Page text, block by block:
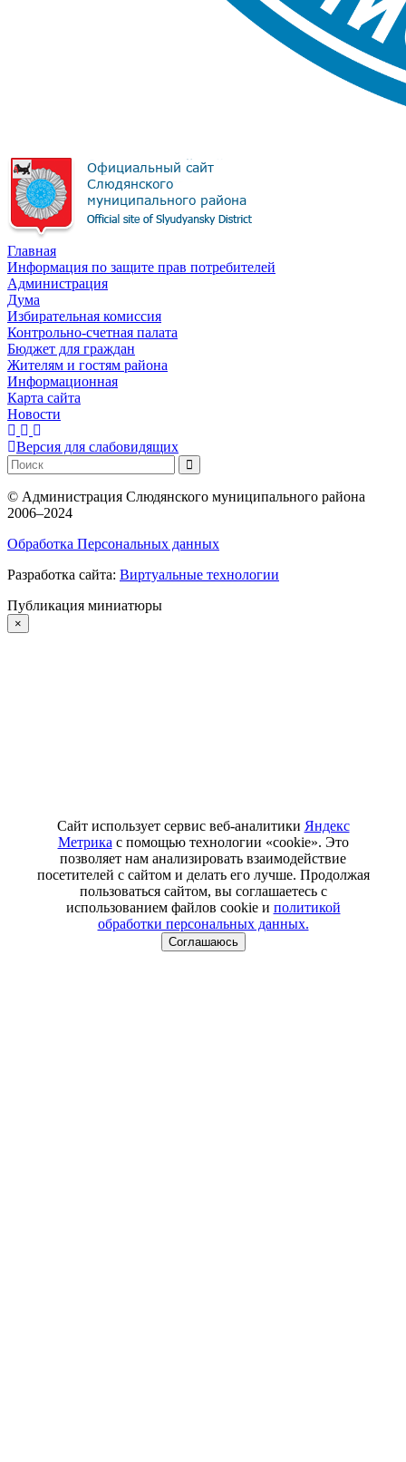
Главная
Информация по защите прав потребителей
Администрация
Дума
Избирательная комиссия
Контрольно-счетная палата
Бюджет для граждан
Жителям и гостям района
Информационная
Карта сайта
Новости
Версия для слабовидящих
© Администрация Слюдянского муниципального района
2006–2024
Обработка Персональных данных
Разработка сайта: Виртуальные технологии
Публикация миниатюры
×
Сайт использует сервис веб-аналитики Яндекс
Метрика с помощью технологии «cookie». Это
позволяет нам анализировать взаимодействие
посетителей с сайтом и делать его лучше. Продолжая
пользоваться сайтом, вы соглашаетесь с
использованием файлов cookie и политикой
обработки персональных данных.
Соглашаюсь